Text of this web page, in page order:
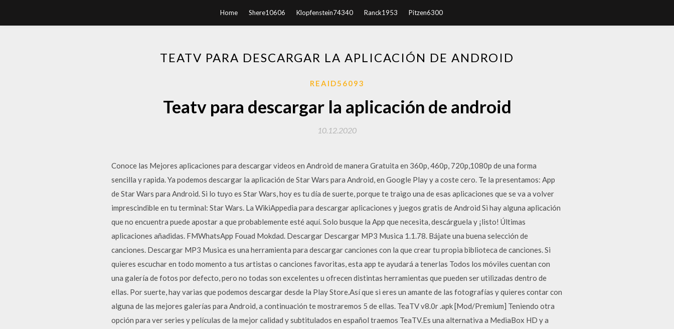
Home Shere10606 Klopfenstein74340 Ranck1953 Pitzen6300
TEATV PARA DESCARGAR LA APLICACIÓN DE ANDROID
REAID56093
Teatv para descargar la aplicación de android
10.12.2020
Conoce las Mejores aplicaciones para descargar videos en Android de manera Gratuita en 360p, 460p, 720p,1080p de una forma
sencilla y rapida. Ya podemos descargar la aplicación de Star Wars para Android, en Google Play y a coste cero. Te la presentamos: App
de Star Wars para Android. Si lo tuyo es Star Wars, hoy es tu día de suerte, porque te traigo una de esas aplicaciones que se va a volver
imprescindible en tu terminal: Star Wars. La WikiAppedia para descargar aplicaciones y juegos gratis de Android Si hay alguna aplicación
que no encuentra puede apostar a que probablemente esté aquí. Solo busque la App que necesita, descárguela y ¡listo! Últimas
aplicaciones añadidas. FMWhatsApp Fouad Mokdad. Descargar Descargar MP3 Musica 1.1.78. Bájate una buena selección de
canciones. Descargar MP3 Musica es una herramienta para descargar canciones con la que crear tu propia biblioteca de canciones. Si
quieres escuchar en todo momento a tus artistas o canciones favoritas, esta app te ayudará a tenerlas Todos los móviles cuentan con
una galería de fotos por defecto, pero no todas son excelentes u ofrecen distintas herramientas que pueden ser utilizadas dentro de
ellas. Por suerte, hay varias que podemos descargar desde la Play Store.Así que si eres un amante de las fotografías y quieres contar con
alguna de las mejores galerías para Android, a continuación te mostraremos 5 de ellas. TeaTV v8.0r .apk [Mod/Premium] Teniendo otra
opción para ver series y películas de la mejor calidad y subtitulados en español traemos TeaTV.Es una alternativa a MediaBox HD y a